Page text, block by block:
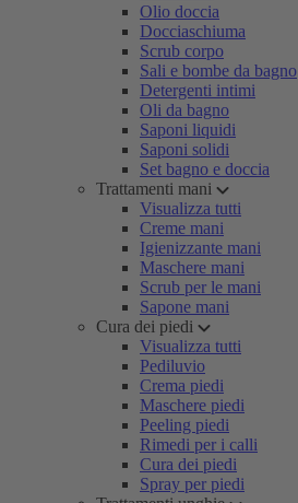
Olio doccia
Docciaschiuma
Scrub corpo
Sali e bombe da bagno
Detergenti intimi
Oli da bagno
Saponi liquidi
Saponi solidi
Set bagno e doccia
Trattamenti mani
Visualizza tutti
Creme mani
Igienizzante mani
Maschere mani
Scrub per le mani
Sapone mani
Cura dei piedi
Visualizza tutti
Pediluvio
Crema piedi
Maschere piedi
Peeling piedi
Rimedi per i calli
Cura dei piedi
Spray per piedi